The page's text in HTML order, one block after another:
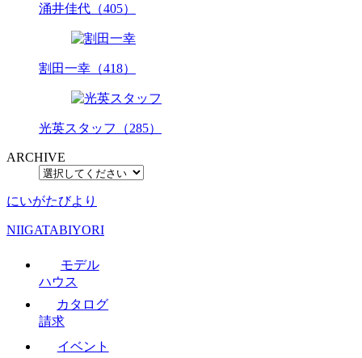
涌井佳代（405）
割田一幸（418）
光英スタッフ（285）
ARCHIVE
にいがたびより
NIIGATABIYORI
モデル
ハウス
カタログ
請求
イベント